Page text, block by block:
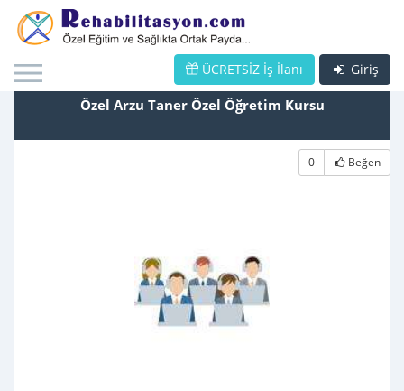
Giriş
ÜCRETSİZ İş İlanı
Özel Arzu Taner Özel Öğretim Kursu
0 Beğen